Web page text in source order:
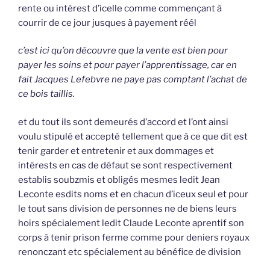
rente ou intérest d’icelle comme commençant à
courrir de ce jour jusques à payement réél
c’est ici qu’on découvre que la vente est bien pour
payer les soins et pour payer l’apprentissage, car en
fait Jacques Lefebvre ne paye pas comptant l’achat de
ce bois taillis.
et du tout ils sont demeurés d’accord et l’ont ainsi
voulu stipulé et accepté tellement que à ce que dit est
tenir garder et entretenir et aux dommages et
intérests en cas de défaut se sont respectivement
establis soubzmis et obligés mesmes ledit Jean
Leconte esdits noms et en chacun d’iceux seul et pour
le tout sans division de personnes ne de biens leurs
hoirs spécialement ledit Claude Leconte aprentif son
corps à tenir prison ferme comme pour deniers royaux
renonczant etc spécialement au bénéfice de division